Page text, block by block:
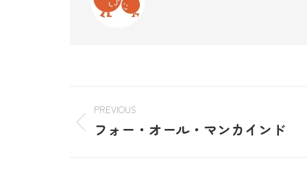
PREVIOUS
フォー・オール・マンカインド